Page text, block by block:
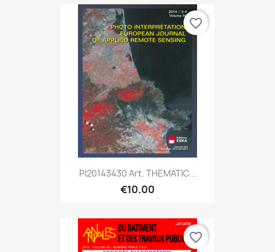
PI20143430 Art. THEMATIC...
€10.00
favorite_border
favorite_border